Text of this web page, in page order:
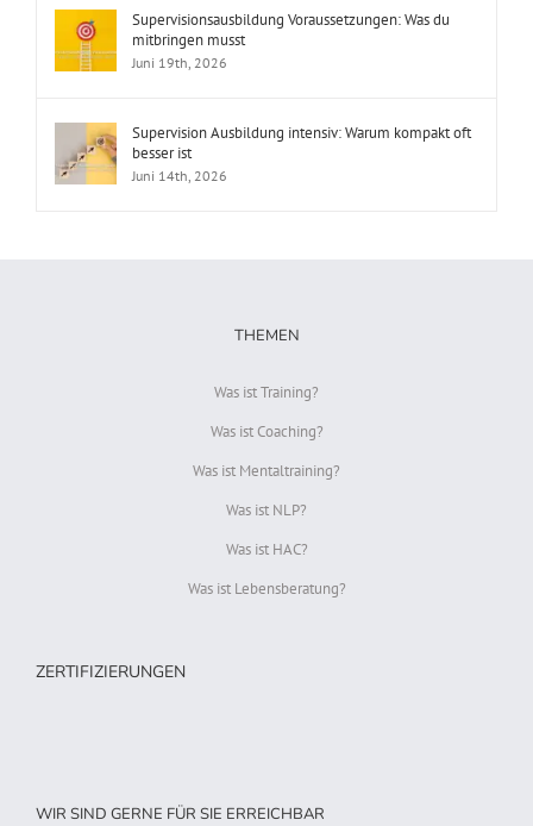
Supervisionsausbildung Voraussetzungen: Was du
mitbringen musst
Juni 19th, 2026
Supervision Ausbildung intensiv: Warum kompakt oft
besser ist
Juni 14th, 2026
THEMEN
Was ist Training?
Was ist Coaching?
Was ist Mentaltraining?
Was ist NLP?
Was ist HAC?
Was ist Lebensberatung?
ZERTIFIZIERUNGEN
WIR SIND GERNE FÜR SIE ERREICHBAR